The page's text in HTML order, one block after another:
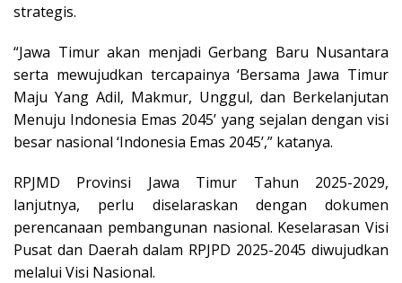
strategis.
“Jawa Timur akan menjadi Gerbang Baru Nusantara
serta mewujudkan tercapainya ‘Bersama Jawa Timur
Maju Yang Adil, Makmur, Unggul, dan Berkelanjutan
Menuju Indonesia Emas 2045’ yang sejalan dengan visi
besar nasional ‘Indonesia Emas 2045’,” katanya.
RPJMD Provinsi Jawa Timur Tahun 2025-2029,
lanjutnya, perlu diselaraskan dengan dokumen
perencanaan pembangunan nasional. Keselarasan Visi
Pusat dan Daerah dalam RPJPD 2025-2045 diwujudkan
melalui Visi Nasional.